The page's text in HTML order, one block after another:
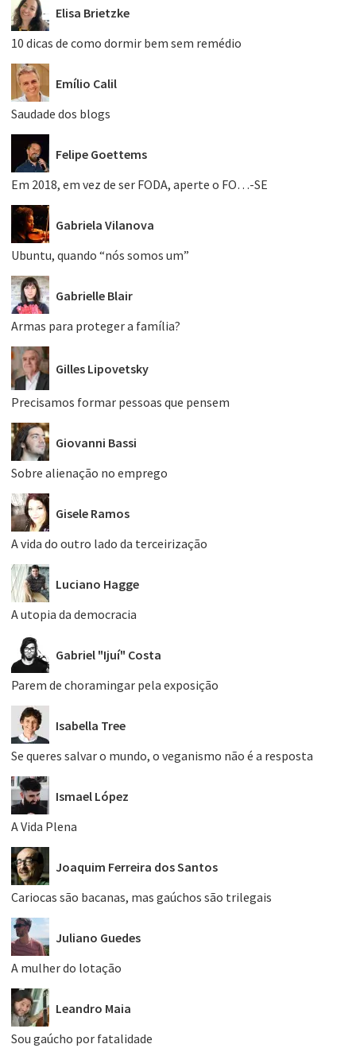
Elisa Brietzke
10 dicas de como dormir bem sem remédio
Emílio Calil
Saudade dos blogs
Felipe Goettems
Em 2018, em vez de ser FODA, aperte o FO…-SE
Gabriela Vilanova
Ubuntu, quando “nós somos um”
Gabrielle Blair
Armas para proteger a família?
Gilles Lipovetsky
Precisamos formar pessoas que pensem
Giovanni Bassi
Sobre alienação no emprego
Gisele Ramos
A vida do outro lado da terceirização
Luciano Hagge
A utopia da democracia
Gabriel "Ijuí" Costa
Parem de choramingar pela exposição
Isabella Tree
Se queres salvar o mundo, o veganismo não é a resposta
Ismael López
A Vida Plena
Joaquim Ferreira dos Santos
Cariocas são bacanas, mas gaúchos são trilegais
Juliano Guedes
A mulher do lotação
Leandro Maia
Sou gaúcho por fatalidade